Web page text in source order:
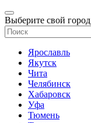
Выберите свой город
Ярославль
Якутск
Чита
Челябинск
Хабаровск
Уфа
Тюмень